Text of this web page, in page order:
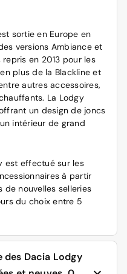
sortie en Europe en
versions Ambiance et
en 2013 pour les
plus de la Blackline et
autres accessoires,
La Lodgy
un design de joncs
intérieur de grand
est effectué sur les
à partir
de nouvelles selleries
du choix entre 5
Dacia Lodgy